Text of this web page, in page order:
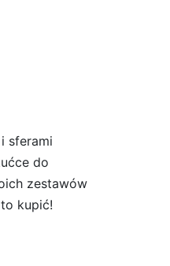
sferami
do
zestawów
kupić!